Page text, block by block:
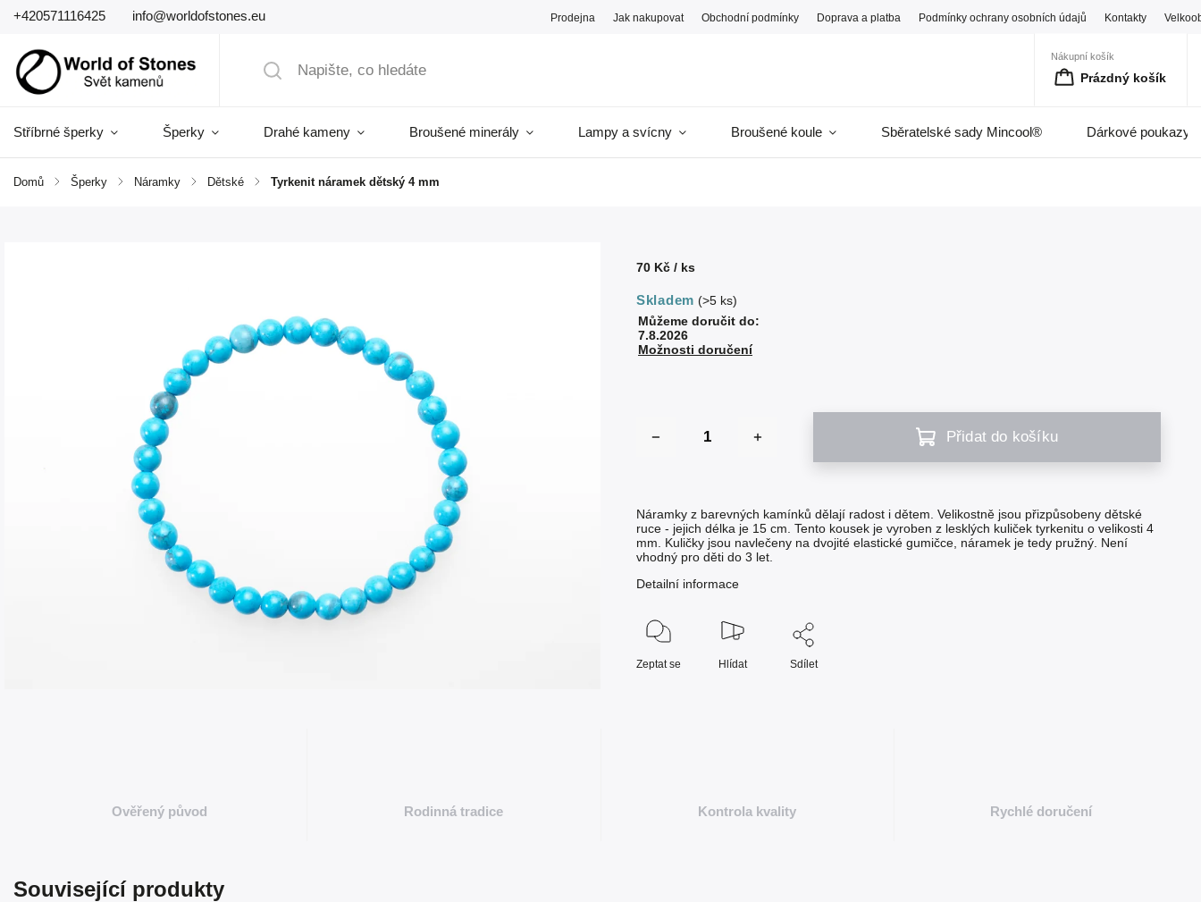
+420571116425 info@worldofstones.eu Prodejna Jak nakupovat Obchodní podmínky Doprava a platba Podmínky ochrany osobních údajů Kontakty
Nákupní košík
Prázdný košík
Stříbrné šperky Šperky Drahé kameny Broušené minerály Lampy a svícny Broušené koule Sběratelské sady Mincool® Dárkové poukazy
Domů / Šperky / Náramky / Dětské / Tyrkenit náramek dětský 4 mm
70 Kč/ ks
Skladem (>5 ks)
Můžeme doručit do:
7.8.2026
Možnosti doručení
Přidat do košíku
Náramky z barevných kamínků dělají radost i dětem. Velikostně jsou přizpůsobeny dětské
ruce - jejich délka je 15 cm. Tento kousek je vyroben z lesklých kuliček tyrkenitu o velikosti 4
mm. Kuličky jsou navlečeny na dvojité elastické gumičce, náramek je tedy pružný. Není
vhodný pro děti do 3 let.
Detailní informace
Zeptat se Hlídat Sdílet
Ověřený původ Rodinná tradice Kontrola kvality Rychlé doručení
Související produkty